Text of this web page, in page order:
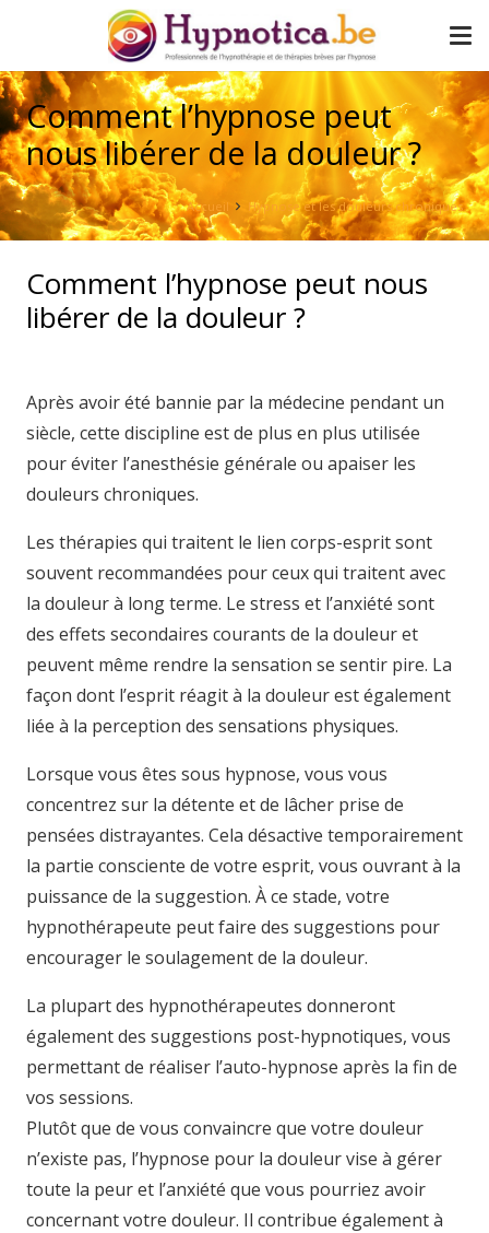
Comment l’hypnose peut
nous libérer de la douleur ?
Accueil Hypnose et les douleurs chroniques
Comment l’hypnose peut nous
libérer de la douleur ?
Après avoir été bannie par la médecine pendant un
siècle, cette discipline est de plus en plus utilisée
pour éviter l’anesthésie générale ou apaiser les
douleurs chroniques.
Les thérapies qui traitent le lien corps-esprit sont
souvent recommandées pour ceux qui traitent avec
la douleur à long terme. Le stress et l’anxiété sont
des effets secondaires courants de la douleur et
peuvent même rendre la sensation se sentir pire. La
façon dont l’esprit réagit à la douleur est également
liée à la perception des sensations physiques.
Lorsque vous êtes sous hypnose, vous vous
concentrez sur la détente et de lâcher prise de
pensées distrayantes. Cela désactive temporairement
la partie consciente de votre esprit, vous ouvrant à la
puissance de la suggestion. À ce stade, votre
hypnothérapeute peut faire des suggestions pour
encourager le soulagement de la douleur.
La plupart des hypnothérapeutes donneront
également des suggestions post-hypnotiques, vous
permettant de réaliser l’auto-hypnose après la fin de
vos sessions.
Plutôt que de vous convaincre que votre douleur
n’existe pas, l’hypnose pour la douleur vise à gérer
toute la peur et l’anxiété que vous pourriez avoir
concernant votre douleur. Il contribue également à